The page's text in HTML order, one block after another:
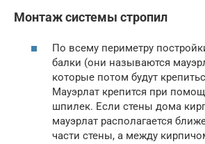
Монтаж системы стропил
По всему периметру
балки (они называются
которые потом будут
Мауэрлат крепится при
шпилек. Если стены дома
мауэрлат располагается
части стены, а между